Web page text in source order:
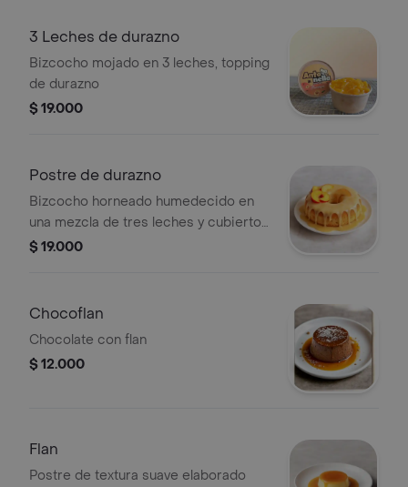
3 Leches de durazno
Bizcocho mojado en 3 leches, topping
de durazno
$ 19.000
Postre de durazno
Bizcocho horneado humedecido en
una mezcla de tres leches y cubierto
con trozos de durazno.
$ 19.000
Chocoflan
Chocolate con flan
$ 12.000
Flan
Postre de textura suave elaborado